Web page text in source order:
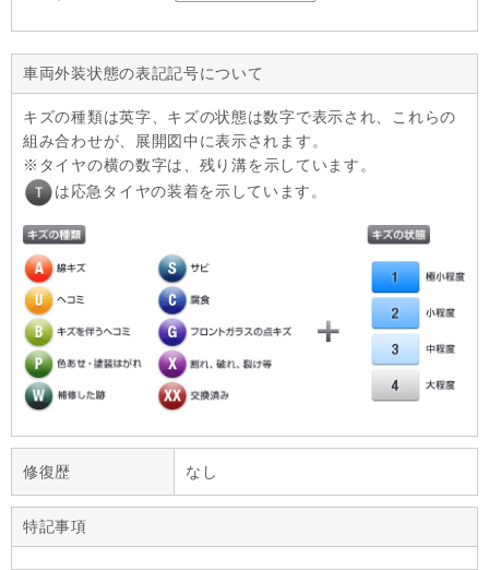
車両外装状態の表記記号について
キズの種類は英字、キズの状態は数字で表示され、これらの
組み合わせが、展開図中に表示されます。
タイヤの横の数字は、残り溝を示しています。
は応急タイヤの装着を示しています。
修復歴 なし
特記事項